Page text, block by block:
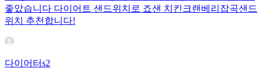
좋았습니다 다이어트 샌드위치로 죠샌 치킨크랜베리잡곡샌드
위치 추천합니다!
다이어터s2